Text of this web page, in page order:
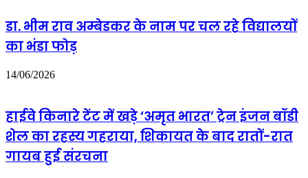
कैंडी
अस्पताल
में
:-
मौलाना
बोले-
इस्लामिक
जंग,
शादी
में
फिजूल
खर्च
डा. भीम राव अम्बेडकर के नाम पर चल रहे विद्यालयों
का भंडा फोड़
14/06/2026
हाईवे किनारे टेंट में खड़े ‘अमृत भारत’ ट्रेन इंजन बॉडी
शेल का रहस्य गहराया, शिकायत के बाद रातों-रात
गायब हुई संरचना